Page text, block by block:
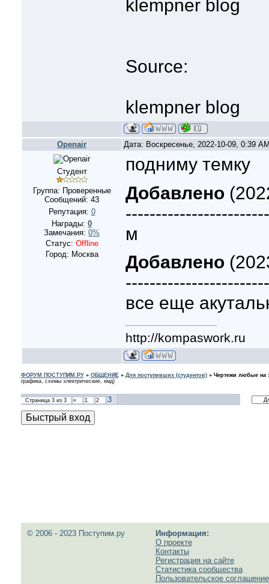
klempner blog
Source:
klempner blog
Openair Дата: Воскресенье, 2022-10-09, 0:39
Студент
Группа: Проверенные
Сообщений: 43
Репутация: 0
Награды: 0
Замечания: 0%
Статус: Offline
Город: Москва
подниму темку
Добавлено
м
Добавлено
все еще
http://kompaswork.ru
ФОРУМ ПОСТУПИМ.РУ» ОБЩЕНИЕ» Для поступивших (студентов)» Чертежи любые на
графика, схемы электрические, кмд)
Страница 3из 3 « 1 2 3
© 2006 - 2023 Поступим.ру
Информация:
О проекте
Контакты
Регистрация на сайте
Статистика сообщества
Пользовательское соглашение